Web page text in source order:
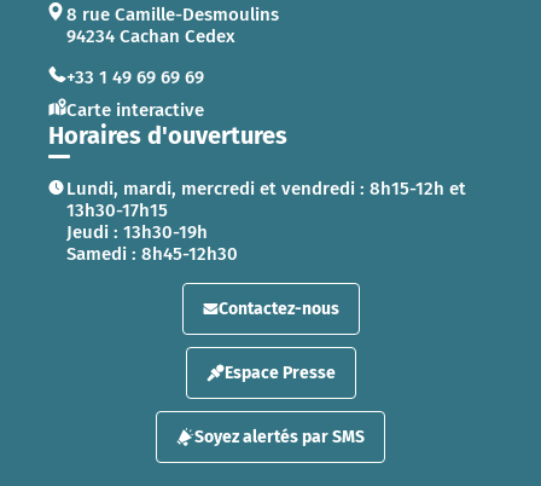
8 rue Camille-Desmoulins
94234 Cachan Cedex
+33 1 49 69 69 69
Carte interactive
Horaires d'ouvertures
Lundi, mardi, mercredi et vendredi : 8h15-12h et
13h30-17h15
Jeudi : 13h30-19h
Samedi : 8h45-12h30
Contactez-nous
Espace Presse
Soyez alertés par SMS